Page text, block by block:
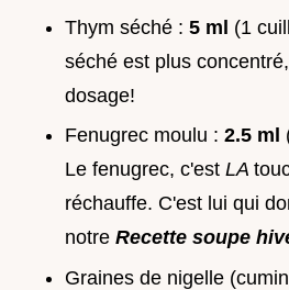
Thym séché : 5 ml (1
séché est plus
dosage!
Fenugrec moulu : 2.5 ml
Le fenugrec, c'est LA
réchauffe. C'est lui qui
notre Recette soupe
Graines de nigelle